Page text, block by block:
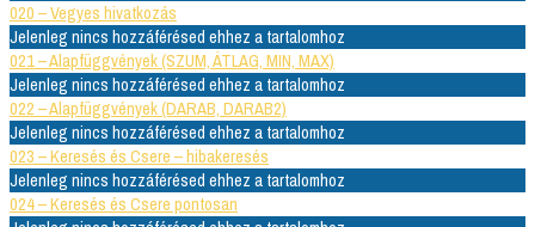
020 – Vegyes hivatkozás
Jelenleg nincs hozzáférésed ehhez a tartalomhoz
021 – Alapfüggvények (SZUM, ÁTLAG, MIN, MAX)
Jelenleg nincs hozzáférésed ehhez a tartalomhoz
022 – Alapfüggvények (DARAB, DARAB2)
Jelenleg nincs hozzáférésed ehhez a tartalomhoz
023 – Keresés és Csere – hibakeresés
Jelenleg nincs hozzáférésed ehhez a tartalomhoz
024 – Keresés és Csere pontosan